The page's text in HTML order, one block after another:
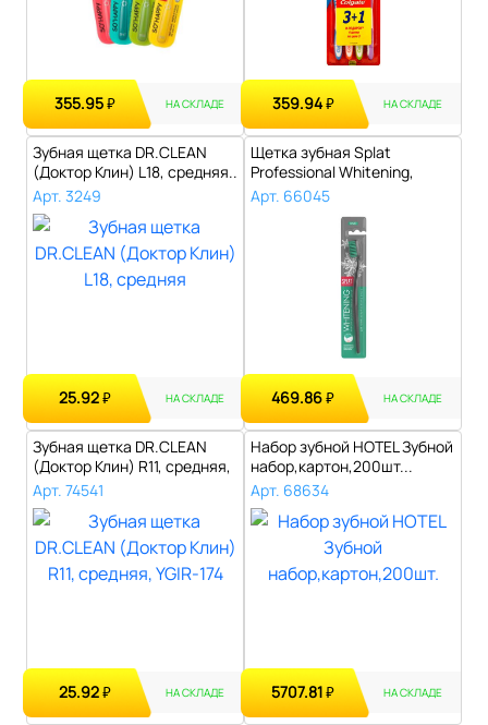
355.95₽ НА СКЛАДЕ 359.94₽ НА СКЛАДЕ
Зубная щетка DR.CLEAN
(Доктор Клин) L18, средняя..
Арт. 3249
25.92₽ НА СКЛАДЕ
Щетка зубная Splat
Professional Whitening,
жесткая..
Арт. 66045
469.86₽ НА СКЛАДЕ
Зубная щетка DR.CLEAN
(Доктор Клин) R11, средняя,
YGIR-..
Арт. 74541
25.92₽ НА СКЛАДЕ
Набор зубной HOTEL Зубной
набор,картон,200шт...
Арт. 68634
5707.81₽ НА СКЛАДЕ